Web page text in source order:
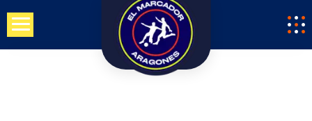
Saltar
contenido